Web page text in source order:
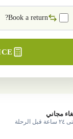
Book a return?
مجاني
قبل الرحلة